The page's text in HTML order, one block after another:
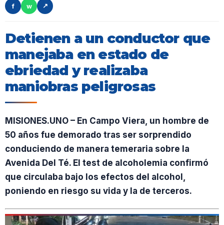
f
w ↗
Detienen a un conductor que
manejaba en estado de
ebriedad y realizaba
maniobras peligrosas
MISIONES.UNO – En Campo Viera, un hombre de
50 años fue demorado tras ser sorprendido
conduciendo de manera temeraria sobre la
Avenida Del Té. El test de alcoholemia confirmó
que circulaba bajo los efectos del alcohol,
poniendo en riesgo su vida y la de terceros.